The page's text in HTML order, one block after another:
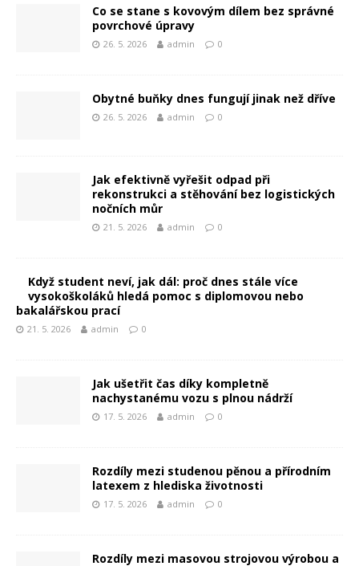
Co se stane s kovovým dílem bez správné
povrchové úpravy
26. 5. 2026 admin 0
Obytné buňky dnes fungují jinak než dříve
26. 5. 2026 admin 0
Jak efektivně vyřešit odpad při
rekonstrukci a stěhování bez logistických
nočních můr
21. 5. 2026 admin 0
Když student neví, jak dál: proč dnes stále více
vysokoškoláků hledá pomoc s diplomovou nebo
bakalářskou prací
21. 5. 2026 admin 0
Jak ušetřit čas díky kompletně
nachystanému vozu s plnou nádrží
17. 5. 2026 admin 0
Rozdíly mezi studenou pěnou a přírodním
latexem z hlediska životnosti
17. 5. 2026 admin 0
Rozdíly mezi masovou strojovou výrobou a